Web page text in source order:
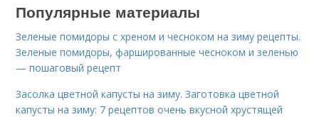
Популярные материалы
Зеленые помидоры с хреном и чесноком на зиму рецепты.
Зеленые помидоры, фаршированные чесноком и зеленью
— пошаговый рецепт
Засолка цветной капусты на зиму. Заготовка цветной
капусты на зиму: 7 рецептов очень вкусной хрустящей